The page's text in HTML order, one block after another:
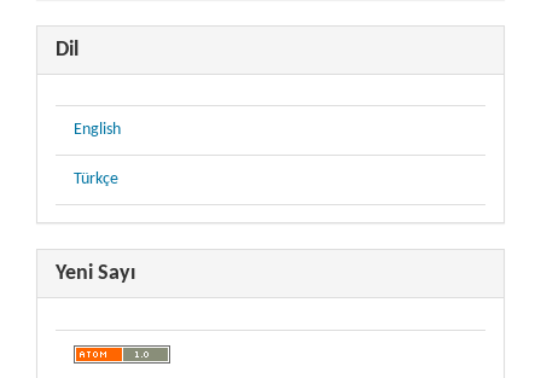
Dil
English
Türkçe
Yeni Sayı